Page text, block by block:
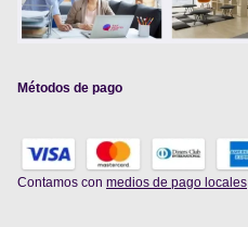
Métodos de pago
Contamos con medios de pago locales